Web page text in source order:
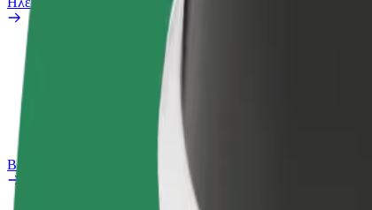
Αναφορά προβλήματος
Bolt Plus